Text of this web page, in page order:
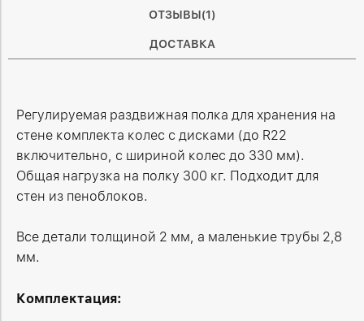
ОТЗЫВЫ(1)
ДОСТАВКА
Регулируемая раздвижная полка для хранения на
стене комплекта колес с дисками (до R22
включительно, с шириной колес до 330 мм).
Общая нагрузка на полку 300 кг. Подходит для
стен из пеноблоков.
Все детали толщиной 2 мм, а маленькие трубы 2,8
мм.
Комплектация: